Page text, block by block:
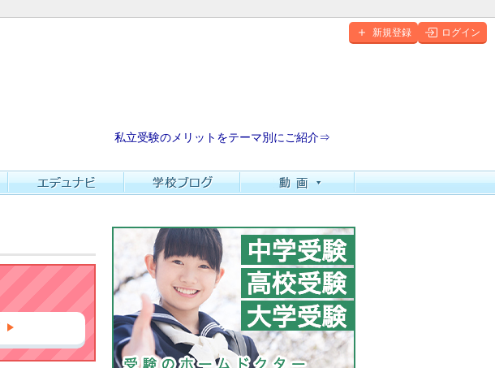
新規登録 ログイン
私立受験のメリットをテーマ別にご紹介⇒